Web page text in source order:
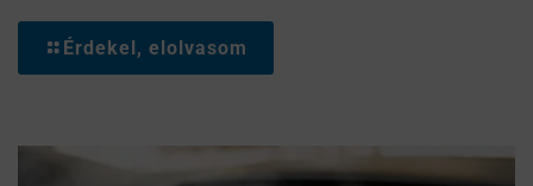
Érdekel, elolvasom